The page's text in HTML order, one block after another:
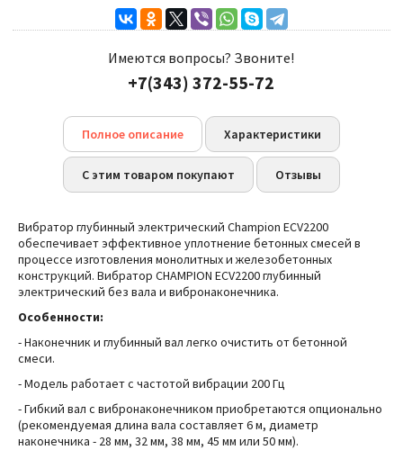
Имеются вопросы? Звоните!
+7(343) 372-55-72
Полное описание Характеристики
С этим товаром покупают Отзывы
Вибратор глубинный электрический Champion ECV2200
обеспечивает эффективное уплотнение бетонных смесей в
процессе изготовления монолитных и железобетонных
конструкций. Вибратор CHAMPION ECV2200 глубинный
электрический без вала и вибронаконечника.
Особенности:
- Наконечник и глубинный вал легко очистить от бетонной
смеси.
- Модель работает с частотой вибрации 200 Гц
- Гибкий вал с вибронаконечником приобретаются опционально
(рекомендуемая длина вала составляет 6 м, диаметр
наконечника - 28 мм, 32 мм, 38 мм, 45 мм или 50 мм).